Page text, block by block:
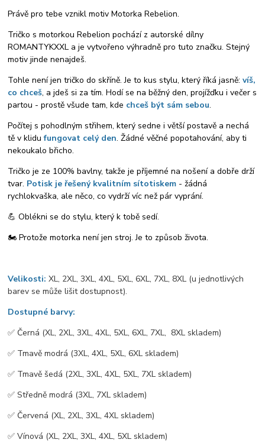
Právě pro tebe vznikl motiv Motorka Rebelion.
Tričko s motorkou Rebelion pochází z autorské dílny
ROMANTYKXXL a je vytvořeno výhradně pro tuto značku. Stejný
motiv jinde nenajdeš.
Tohle není jen tričko do skříně. Je to kus stylu, který říká jasně:víš,
co chceš, a jdeš si za tím. Hodí se na běžný den, projížďku i večer s
partou - prostě všude tam, kde chceš být sám sebou.
Počítej s pohodlným střihem, který sedne i větší postavě a nechá
tě v klidufungovat celý den. Žádné věčné popotahování, aby ti
nekoukalo břicho.
Tričko je ze 100% bavlny, takže je příjemné na nošení a dobře drží
tvar. Potisk je řešený kvalitním sítotiskem - žádná
rychlokvaška, ale něco, co vydrží víc než pár vyprání.
💪 Oblékni se do stylu, který k tobě sedí.
🏍️ Protože motorka není jen stroj. Je to způsob života.
Velikosti: XL, 2XL, 3XL, 4XL, 5XL, 6XL, 7XL, 8XL (u jednotlivých
barev se může lišit dostupnost).
Dostupné barvy:
✅️ Černá (XL, 2XL, 3XL, 4XL, 5XL, 6XL, 7XL, 8XL skladem)
✅️ Tmavě modrá (3XL, 4XL, 5XL, 6XL skladem)
✅️ Tmavě šedá (2XL, 3XL, 4XL, 5XL, 7XL skladem)
✅️ Středně modrá (3XL, 7XL skladem)
✅️ Červená (XL, 2XL, 3XL, 4XL skladem)
✅️ Vínová (XL, 2XL, 3XL, 4XL, 5XL skladem)